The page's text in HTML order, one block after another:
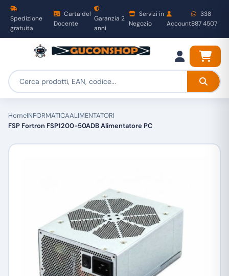
Spedizione
gratuita
Carta del
Docente
Garanzia 2
anni
Servizi in
Negozio
Account
338
887 4507
HomeINFORMATICAALIMENTATORI
FSP Fortron FSP1200-50ADB Alimentatore PC